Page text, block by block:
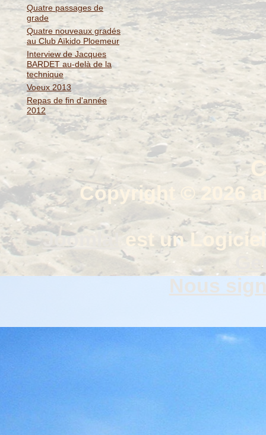
Quatre passages de
grade
Quatre nouveaux gradés
au Club Aïkido Ploemeur
Interview de Jacques
BARDET au-delà de la
technique
Voeux 2013
Repas de fin d'année
2012
Copyright © 2026
Joomla! est un
Nous